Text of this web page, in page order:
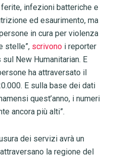
infezioni batteriche e
ed esaurimento, ma
in cura per violenza
stelle”, scrivono i reporter
New Humanitarian. E
ha attraversato il
E sulla base dei dati
quest’anno, i numeri
ancora più alti”.
dei servizi avrà un
la regione del